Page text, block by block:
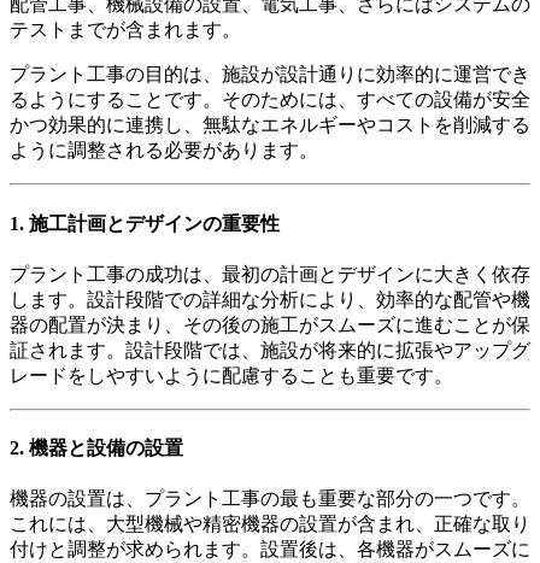
配管工事、機械設備の設置、電気工事、さらにはシステムの
テストまでが含まれます。
プラント工事の目的は、施設が設計通りに効率的に運営でき
るようにすることです。そのためには、すべての設備が安全
かつ効果的に連携し、無駄なエネルギーやコストを削減する
ように調整される必要があります。
1. 施工計画とデザインの重要性
プラント工事の成功は、最初の計画とデザインに大きく依存
します。設計段階での詳細な分析により、効率的な配管や機
器の配置が決まり、その後の施工がスムーズに進むことが保
証されます。設計段階では、施設が将来的に拡張やアップグ
レードをしやすいように配慮することも重要です。
2. 機器と設備の設置
機器の設置は、プラント工事の最も重要な部分の一つです。
これには、大型機械や精密機器の設置が含まれ、正確な取り
付けと調整が求められます。設置後は、各機器がスムーズに